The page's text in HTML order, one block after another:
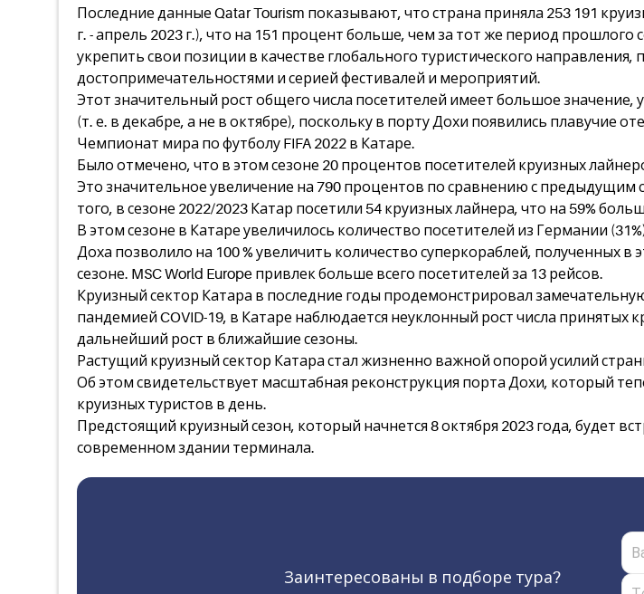
Последние данные Qatar Tourism показывают, что страна приняла 253 191
г. - апрель 2023 г.), что на 151 процент больше, чем за тот же период
укрепить свои позиции в качестве глобального туристического
достопримечательностями и серией фестивалей и мероприятий.
Этот значительный рост общего числа посетителей имеет большое значение,
(т. е. в декабре, а не в октябре), поскольку в порту Дохи появились
Чемпионат мира по футболу FIFA 2022 в Катаре.
Было отмечено, что в этом сезоне 20 процентов посетителей круизных
Это значительное увеличение на 790 процентов по сравнению с предыдущим
того, в сезоне 2022/2023 Катар посетили 54 круизных лайнера, что на 59%
В этом сезоне в Катаре увеличилось количество посетителей из Германии
Доха позволило на 100 % увеличить количество суперкораблей, полученных
сезоне. MSC World Europe привлек больше всего посетителей за 13 рейсов.
Круизный сектор Катара в последние годы продемонстрировал
пандемией COVID-19, в Катаре наблюдается неуклонный рост числа
дальнейший рост в ближайшие сезоны.
Растущий круизный сектор Катара стал жизненно важной опорой усилий
Об этом свидетельствует масштабная реконструкция порта Дохи, который
круизных туристов в день.
Предстоящий круизный сезон, который начнется 8 октября 2023 года, будет
современном здании терминала.
Заинтересованы в подборе тура?